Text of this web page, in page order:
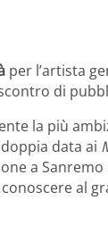
per l’artista
di
la più
data ai
a Sanremo
al